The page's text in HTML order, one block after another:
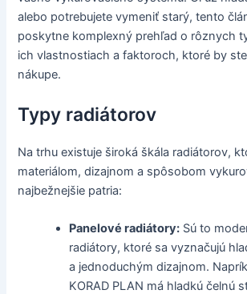
alebo potrebujete vymeniť starý, tento
poskytne komplexný prehľad o rôznych
ich vlastnostiach a faktoroch, ktoré by
nákupe.
Typy radiátorov
Na trhu existuje široká škála radiátorov,
materiálom, dizajnom a spôsobom
najbežnejšie patria:
Panelové radiátory: Sú to
radiátory, ktoré sa vyznačujú
a jednoduchým dizajnom.
KORAD PLAN má hladkú čelnú